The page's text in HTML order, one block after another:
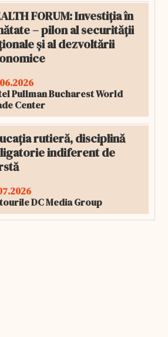
FORUM: Investiția în
– pilon al securității
și al dezvoltării
Pullman Bucharest World
Center
rutieră, disciplină
indiferent de
DC Media Group